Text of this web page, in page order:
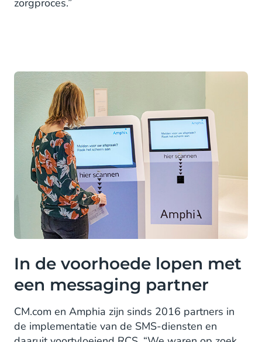
zorgproces.”
In de voorhoede lopen met
een messaging partner
CM.com en Amphia zijn sinds 2016 partners in
de implementatie van de SMS-diensten en